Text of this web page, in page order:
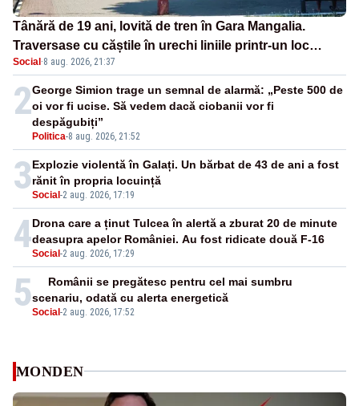
Tânără de 19 ani, lovită de tren în Gara Mangalia.
Traversase cu căștile în urechi liniile printr-un loc
nepermis
Social·8 aug. 2026, 21:37
2
Politica-8 aug. 2026, 21:52
George Simion trage un semnal de alarmă: „Peste 500 de
oi vor fi ucise. Să vedem dacă ciobanii vor fi
despăgubiți”
3Social-2 aug. 2026, 17:19
Explozie violentă în Galați. Un bărbat de 43 de ani a fost
rănit în propria locuință
4Social-2 aug. 2026, 17:29
Drona care a ținut Tulcea în alertă a zburat 20 de minute
deasupra apelor României. Au fost ridicate două F-16
5Social-2 aug. 2026, 17:52
Românii se pregătesc pentru cel mai sumbru
scenariu, odată cu alerta energetică
MONDEN